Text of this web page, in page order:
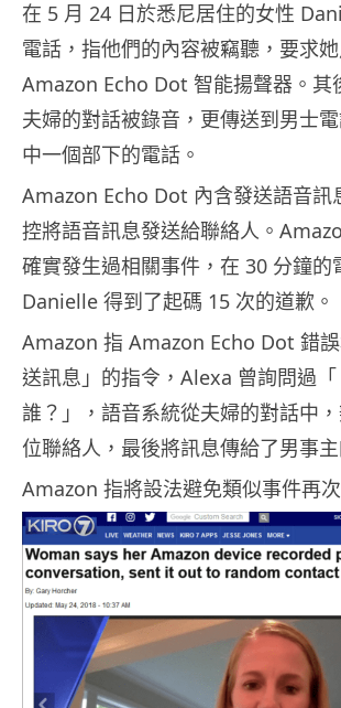
在 5 月 24 日於悉尼居住的女性
電話，指他們的內容被竊聽，要求
Amazon Echo Dot 智能揚聲器。其
夫婦的對話被錄音，更傳送到男士
中一個部下的電話。
Amazon Echo Dot 內含發送語音訊
控將語音訊息發送給聯絡人。
確實發生過相關事件，在 30 分鐘的
Danielle 得到了起碼 15 次的道歉。
Amazon 指 Amazon Echo Dot 錯
送訊息」的指令，Alexa 曾詢問過「
誰？」，語音系統從夫婦的對話中
位聯絡人，最後將訊息傳給了男事主
Amazon 指將設法避免類似事件再次